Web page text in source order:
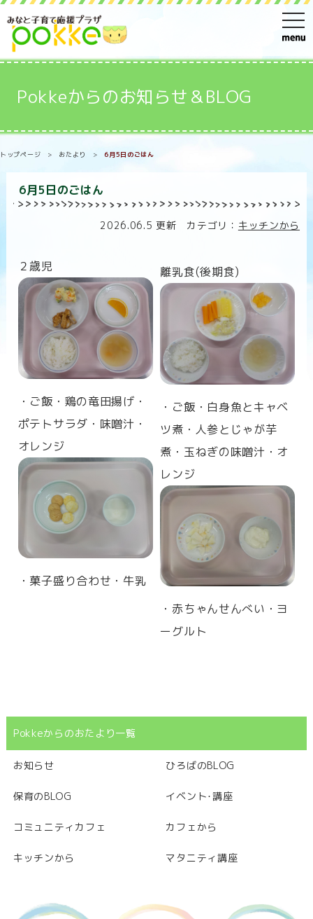
t
o
g
n
o
Pokkeからのお知らせ＆BLOG
トップページ > おたより >6月5日のごはん
6月5日のごはん
2026.06.5 更新 カテゴリ： キッチンから
２歳児
・ご飯・鶏の竜田揚げ・
ポテトサラダ・味噌汁・
オレンジ
・菓子盛り合わせ・牛乳
離乳食(後期食)
・ご飯・白身魚とキャベ
ツ煮・人参とじゃが芋
煮・玉ねぎの味噌汁・オ
レンジ
・赤ちゃんせんべい・ヨ
ーグルト
Pokkeからのおたより一覧
お知らせ ひろばのBLOG
保育のBLOG イベント･講座
コミュニティカフェ カフェから
キッチンから マタニティ講座